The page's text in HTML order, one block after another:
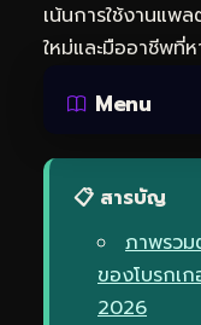
เน้นการใช้งานแพ
ใหม่และมืออาชีพที่
Menu
📋 สารบัญ
ภาพรว
ของโบรกเก
2026